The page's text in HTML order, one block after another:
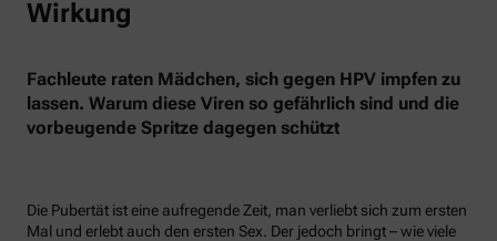
Wirkung
Fachleute raten Mädchen, sich gegen HPV impfen zu
lassen. Warum diese Viren so gefährlich sind und die
vorbeugende Spritze dagegen schützt
Die Pubertät ist eine aufregende Zeit, man verliebt sich zum ersten
Mal und erlebt auch den ersten Sex. Der jedoch bringt – wie viele